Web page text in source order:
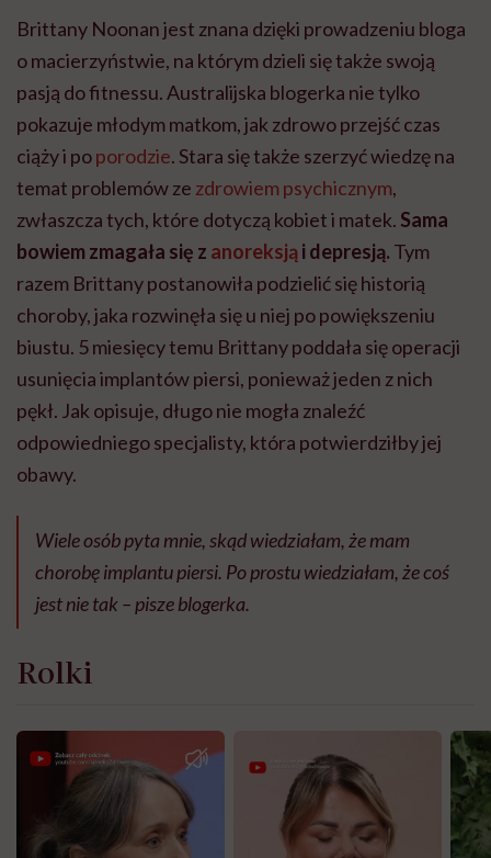
Brittany Noonan jest znana dzięki prowadzeniu bloga
o macierzyństwie, na którym dzieli się także swoją
pasją do fitnessu. Australijska blogerka nie tylko
pokazuje młodym matkom, jak zdrowo przejść czas
ciąży i poporodzie. Stara się także szerzyć wiedzę na
temat problemów ze zdrowiem psychicznym,
zwłaszcza tych, które dotyczą kobiet i matek. Sama
bowiem zmagała się z anoreksjąi depresją. Tym
razem Brittany postanowiła podzielić się historią
choroby, jaka rozwinęła się u niej po powiększeniu
biustu. 5 miesięcy temu Brittany poddała się operacji
usunięcia implantów piersi, ponieważ jeden z nich
pękł. Jak opisuje, długo nie mogła znaleźć
odpowiedniego specjalisty, która potwierdziłby jej
obawy.
Wiele osób pyta mnie, skąd wiedziałam, że mam
chorobę implantu piersi. Po prostu wiedziałam, że coś
jest nie tak – pisze blogerka.
Rolki